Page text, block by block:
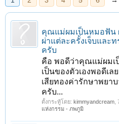
คุณแม่ผมเป็นหมอฟัน
ผ่าแต่ละครั้งเจ็บและ
ครับ
คือ พอดีว่าคุณแม่ผม
เป็นของตัวเองพอดีเล
เสียทองค่ารักษาพยา
ครับ...
ตั้งกระทู้โดย: kimmyandcream
แห่งกรรม - ภพภูมิ